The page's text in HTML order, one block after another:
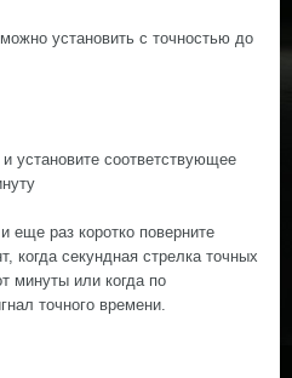
установить с точностью до
установите соответствующее
еще раз коротко поверните
когда секундная стрелка точных
минуты или когда по
точного времени.